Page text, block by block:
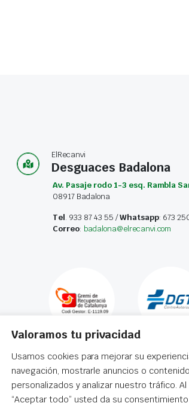
Valoramos tu privacidad
Usamos cookies para mejorar su
navegación, mostrarle anuncios o
personalizados y analizar nuestro tráfico. Al
“Aceptar todo” usted da su
ElRecanvi
Desguaces Badalona
Av. Pasaje rodo 1-3 esq. Rambla
08917 Badalona
Tel. 933 87 43 55 /Whatsapp: 673
Correo: badalona@elrecanvi.com